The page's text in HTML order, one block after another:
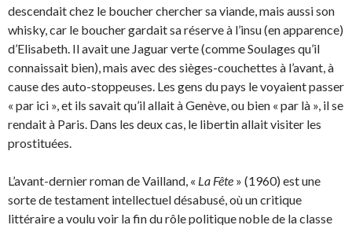
descendait chez le boucher chercher sa viande, mais aussi son
whisky, car le boucher gardait sa réserve à l’insu (en apparence)
d’Elisabeth. Il avait une Jaguar verte (comme Soulages qu’il
connaissait bien), mais avec des sièges-couchettes à l’avant, à
cause des auto-stoppeuses. Les gens du pays le voyaient passer
« par ici », et ils savait qu’il allait à Genève, ou bien « par là », il se
rendait à Paris. Dans les deux cas, le libertin allait visiter les
prostituées.
L’avant-dernier roman de Vailland, « La Fête » (1960) est une
sorte de testament intellectuel désabusé, où un critique
littéraire a voulu voir la fin du rôle politique noble de la classe